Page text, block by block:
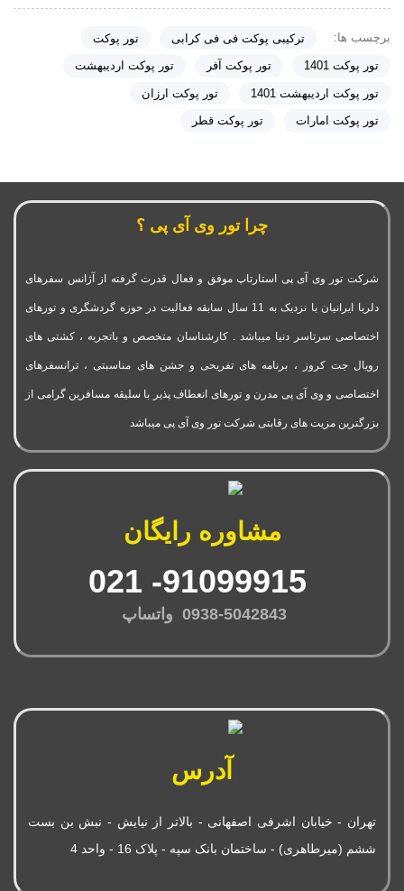
برچسب ها: ترکیبی پوکت فی فی کرابی تور پوکت
تور پوکت 1401 تور پوکت آفر تور پوکت اردیبهشت
تور پوکت اردیبهشت 1401 تور پوکت ارزان
تور پوکت امارات تور پوکت قطر
چرا تور وی آی پی ؟
شرکت تور وی آی پی استارتاپ موفق و فعال قدرت گرفته از آژانس سفرهای
دلربا ایرانیان با نزدیک به 11 سال سابقه فعالیت در حوزه گردشگری و تورهای
اختصاصی سرتاسر دنیا میباشد . کارشناسان متخصص و باتجربه ، کشتی های
رویال جت کروز ، برنامه های تفریحی و جشن های مناسبتی ، ترانسفرهای
اختصاصی و وی آی پی مدرن و تورهای انعطاف پذیر با سلیقه مسافرین گرامی از
بزرگترین مزیت های رقابتی شرکت تور وی آی پی میباشد
مشاوره رایگان
0938-5042843 واتساپ
آدرس
تهران - خیابان اشرفی اصفهانی - بالاتر از نیایش - نبش بن بست
ششم (میرطاهری) - ساختمان بانک سپه - پلاک 16 - واحد 4